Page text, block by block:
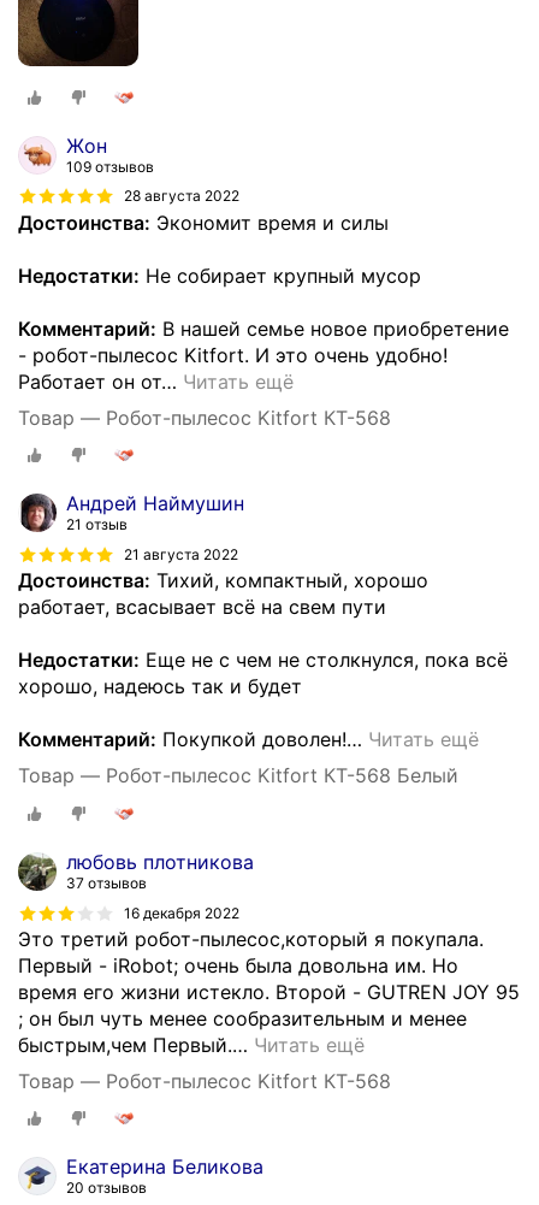
Жон
109 отзывов
28 августа 2022
Достоинства: Экономит время и силы
Недостатки: Не собирает крупный мусор
Комментарий: В нашей семье новое приобретение
- робот-пылесос Kitfort. И это очень удобно!
Работает он от… Читать ещё
Товар — Робот-пылесос Kitfort КТ-568
Андрей Наймушин
21 отзыв
21 августа 2022
Достоинства: Тихий, компактный, хорошо
работает, всасывает всё на свем пути
Недостатки: Еще не с чем не столкнулся, пока всё
хорошо, надеюсь так и будет
Комментарий: Покупкой доволен!… Читать ещё
Товар — Робот-пылесос Kitfort КТ-568 Белый
любовь плотникова
37 отзывов
16 декабря 2022
Это третий робот-пылесос,который я покупала.
Первый - iRobot; очень была довольна им. Но
время его жизни истекло. Второй - GUTREN JOY 95
; он был чуть менее сообразительным и менее
быстрым,чем Первый.… Читать ещё
Товар — Робот-пылесос Kitfort КТ-568
Екатерина Беликова
20 отзывов